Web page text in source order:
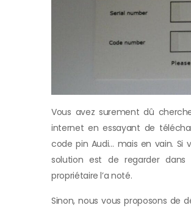
Vous avez surement dû
internet en essayant de
code pin Audi… mais en vain. Si
solution est de regarder
propriétaire l’a noté.
Sinon, nous vous proposons de